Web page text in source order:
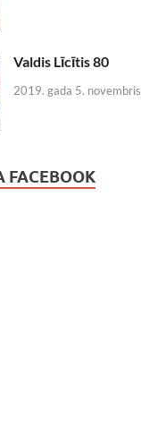
Valdis Līcītis 80
2019. gada 5. novembris
FACEBOOK